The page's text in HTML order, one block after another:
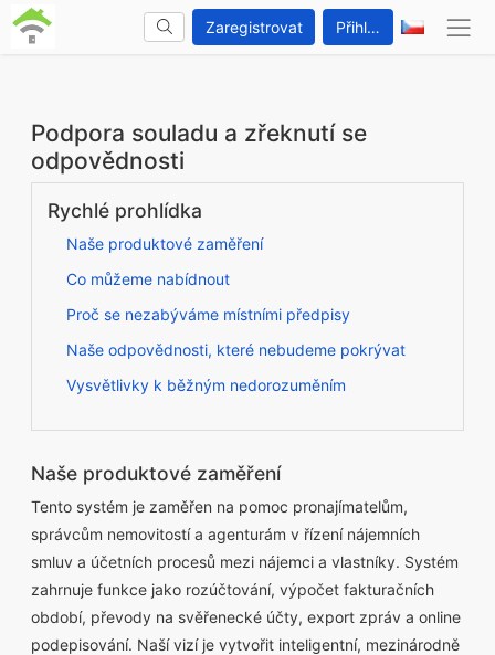
Zaregistrovat Přihlášení
Podpora souladu a zřeknutí se
odpovědnosti
Rychlé prohlídka
Naše produktové zaměření
Co můžeme nabídnout
Proč se nezabýváme místními předpisy
Naše odpovědnosti, které nebudeme pokrývat
Vysvětlivky k běžným nedorozuměním
Naše produktové zaměření
Tento systém je zaměřen na pomoc pronajímatelům,
správcům nemovitostí a agenturám v řízení nájemních
smluv a účetních procesů mezi nájemci a vlastníky. Systém
zahrnuje funkce jako rozúčtování, výpočet fakturačních
období, převody na svěřenecké účty, export zpráv a online
podepisování. Naší vizí je vytvořit inteligentní, mezinárodně